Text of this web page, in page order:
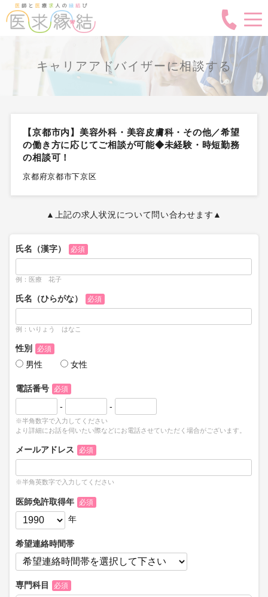
キャリアアドバイザーに相談する
【京都市内】美容外科・美容皮膚科・その他／希望
の働き方に応じてご相談が可能◆未経験・時短勤務
の相談可！
京都府京都市下京区
▲上記の求人状況について問い合わせます▲
氏名（漢字） 必須
例：医療 花子
氏名（ひらがな） 必須
例：いりょう はなこ
性別 必須
男性 女性
電話番号 必須
- -
※半角数字で入力してください
より詳細にお話を伺いたい際などにお電話させていただく場合がございます。
メールアドレス 必須
※半角英数字で入力してください
医師免許取得年 必須
年
希望連絡時間帯
専門科目 必須